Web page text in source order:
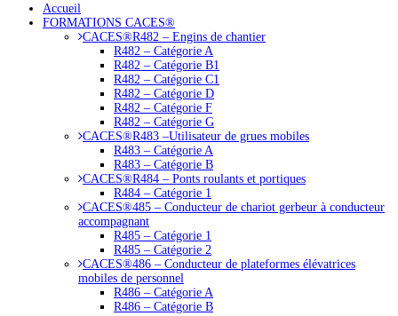
Accueil
FORMATIONS CACES®
CACES®R482 – Engins de chantier
R482 – Catégorie A
R482 – Catégorie B1
R482 – Catégorie C1
R482 – Catégorie D
R482 – Catégorie F
R482 – Catégorie G
CACES®R483 –Utilisateur de grues mobiles
R483 – Catégorie A
R483 – Catégorie B
CACES®R484 – Ponts roulants et portiques
R484 – Catégorie 1
CACES®485 – Conducteur de chariot gerbeur à conducteur
accompagnant
R485 – Catégorie 1
R485 – Catégorie 2
CACES®486 – Conducteur de plateformes élévatrices
mobiles de personnel
R486 – Catégorie A
R486 – Catégorie B